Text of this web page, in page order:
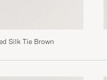
Silk Tie Brown